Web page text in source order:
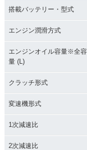
搭載バッテリー・型式
エンジン潤滑方式
エンジンオイル容量※全容
量 (L)
クラッチ形式
変速機形式
1次減速比
2次減速比